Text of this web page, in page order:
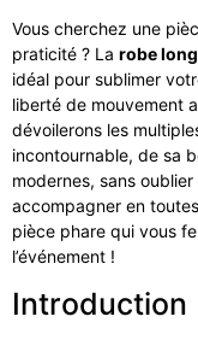
Vous cherchez une
praticité ? La robe
idéal pour sublimer
liberté de mouvement
dévoilerons les
incontournable, de sa
modernes, sans
accompagner en
pièce phare qui vous
l’événement !
Introduction